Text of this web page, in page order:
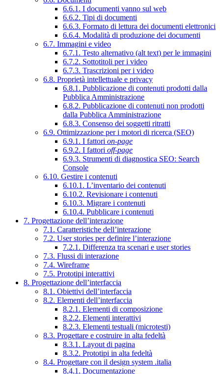
6.6.1. I documenti vanno sul web
6.6.2. Tipi di documenti
6.6.3. Formato di lettura dei documenti elettronici
6.6.4. Modalità di produzione dei documenti
6.7. Immagini e video
6.7.1. Testo alternativo (alt text) per le immagini
6.7.2. Sottotitoli per i video
6.7.3. Trascrizioni per i video
6.8. Proprietà intellettuale e privacy
6.8.1. Pubblicazione di contenuti prodotti dalla
Pubblica Amministrazione
6.8.2. Pubblicazione di contenuti non prodotti
dalla Pubblica Amministrazione
6.8.3. Consenso dei soggetti ritratti
6.9. Ottimizzazione per i motori di ricerca (SEO)
6.9.1. I fattori on-page
6.9.2. I fattori off-page
6.9.3. Strumenti di diagnostica SEO: Search
Console
6.10. Gestire i contenuti
6.10.1. L’inventario dei contenuti
6.10.2. Revisionare i contenuti
6.10.3. Migrare i contenuti
6.10.4. Pubblicare i contenuti
7. Progettazione dell’interazione
7.1. Caratteristiche dell’interazione
7.2. User stories per definire l’interazione
7.2.1. Differenza tra scenari e user stories
7.3. Flussi di interazione
7.4. Wireframe
7.5. Prototipi interattivi
8. Progettazione dell’interfaccia
8.1. Obiettivi dell’interfaccia
8.2. Elementi dell’interfaccia
8.2.1. Elementi di composizione
8.2.2. Elementi interattivi
8.2.3. Elementi testuali (microtesti)
8.3. Progettare e costruire in alta fedeltà
8.3.1. Layout di pagina
8.3.2. Prototipi in alta fedeltà
8.4. Progettare con il design system .italia
8.4.1. Documentazione